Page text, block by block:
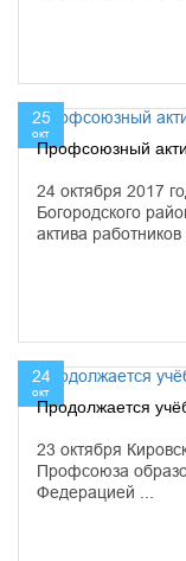
25
окт
Профсоюзный
24 октября 2017
Богородского
актива работников
24
окт
Продолжается
23 октября
Профсоюза
Федерацией ...